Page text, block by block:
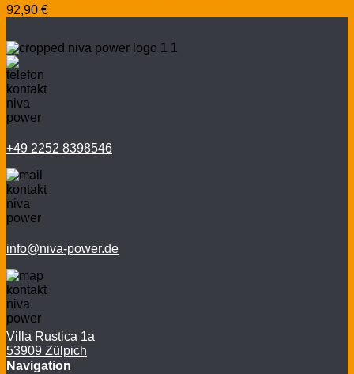
92,90 €
+49 2252 8398546
info@niva-power.de
Villa Rustica 1a
53909 Zülpich
Navigation